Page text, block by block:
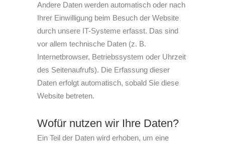
Andere Daten werden automatisch oder nach
Ihrer Einwilligung beim Besuch der Website
durch unsere IT-Systeme erfasst. Das sind
vor allem technische Daten (z. B.
Internetbrowser, Betriebssystem oder Uhrzeit
des Seitenaufrufs). Die Erfassung dieser
Daten erfolgt automatisch, sobald Sie diese
Website betreten.
Wofür nutzen wir Ihre Daten?
Ein Teil der Daten wird erhoben, um eine